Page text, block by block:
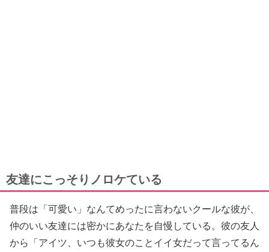
友達にこっそりノロケている
普段は「可愛い」なんてめったに言わないクールな彼が、
仲のいい友達には密かにあなたを自慢している。彼の友人
から「アイツ、いつも彼女のことイイ女だって言ってるん